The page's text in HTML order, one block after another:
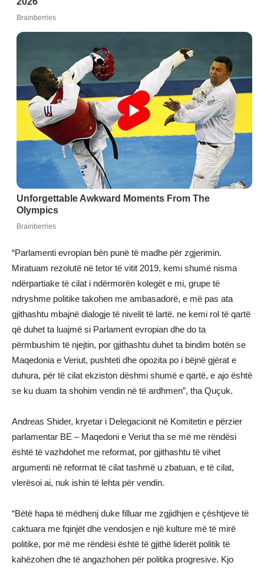
“Parlamenti evropian bën punë të madhe për zgjerimin.
Miratuam rezolutë në tetor të vitit 2019, kemi shumë nisma
ndërpartiake të cilat i ndërmorën kolegët e mi, grupe të
ndryshme politike takohen me ambasadorë, e më pas ata
gjithashtu mbajnë dialogje të nivelit të lartë. ne kemi rol të qartë
që duhet ta luajmë si Parlament evropian dhe do ta
përmbushim të njejtin, por gjithashtu duhet ta bindim botën se
Maqedonia e Veriut, pushteti dhe opozita po i bëjnë gjërat e
duhura, për të cilat ekziston dëshmi shumë e qartë, e ajo është
se ku duam ta shohim vendin në të ardhmen”, tha Quçuk.
Andreas Shider, kryetar i Delegacionit në Komitetin e përzier
parlamentar BE – Maqedoni e Veriut tha se më me rëndësi
është të vazhdohet me reformat, por gjithashtu të vihet
argumenti në reformat të cilat tashmë u zbatuan, e të cilat,
vlerësoi ai, nuk ishin të lehta për vendin.
“Bëtë hapa të mëdhenj duke filluar me zgjidhjen e çështjeve të
caktuara me fqinjët dhe vendosjen e një kulture më të mirë
politike, por më me rëndësi është të gjithë liderët politik të
kahëzohen dhe të angazhohen për politika progresive. Kjo